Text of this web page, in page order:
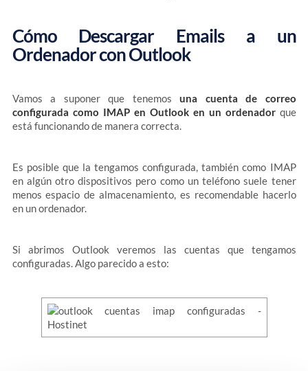
Cómo Descargar Emails a un
Ordenador con Outlook
Vamos a suponer que tenemos una cuenta de correo
configurada como IMAP en Outlook en un ordenadorque
está funcionando de manera correcta.
Es posible que la tengamos configurada, también como IMAP
en algún otro dispositivos pero como un teléfono suele tener
menos espacio de almacenamiento, es recomendable hacerlo
en un ordenador.
Si abrimos Outlook veremos las cuentas que tengamos
configuradas. Algo parecido a esto: